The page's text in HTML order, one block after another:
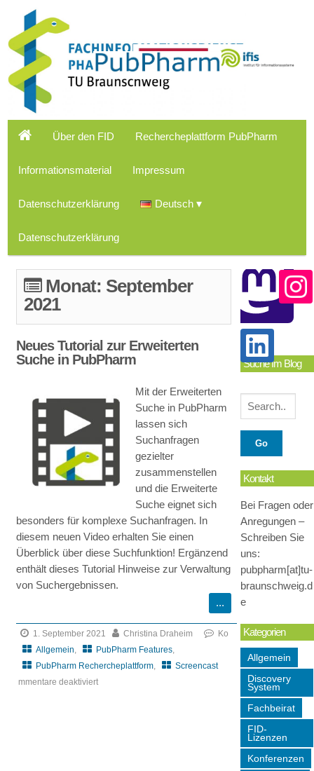
Über den FID Rechercheplattform PubPharm
Informationsmaterial Impressum
Datenschutzerklärung Deutsch
Datenschutzerklärung
Monat: September
2021
Neues Tutorial zur Erweiterten
Suche in PubPharm
Mit der Erweiterten
Suche in PubPharm
lassen sich
Suchanfragen
gezielter
zusammenstellen
und die Erweiterte
Suche eignet sich
besonders für komplexe Suchanfragen. In
diesem neuen Video erhalten Sie einen
Überblick über diese Suchfunktion! Ergänzend
enthält dieses Tutorial Hinweise zur Verwaltung
von Suchergebnissen.
1. September 2021
Christina Draheim
Allgemein, PubPharm Features,
PubPharm Rechercheplattform, Screencast
Ko
mmentare deaktiviert
Suche Im Blog
Kontakt
Bei Fragen oder
Anregungen –
Schreiben Sie
uns:
pubpharm[at]tu-
braunschweig.d
e
Kategorien
Allgemein
Discovery
System
Fachbeirat
FID-
Lizenzen
Konferenzen